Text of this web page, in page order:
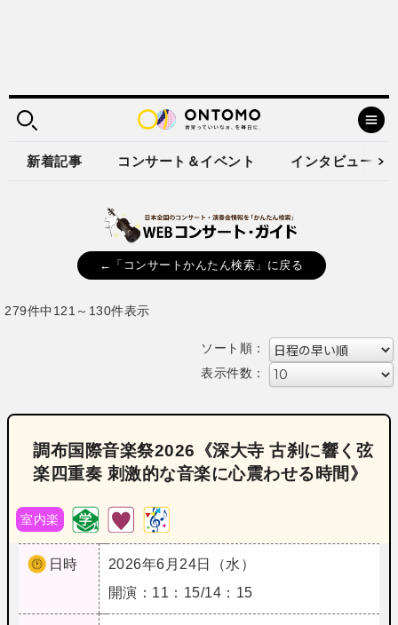
新着記事 コンサート＆イベント インタビュー
←「コンサートかんたん検索」に戻る
279件中121～130件表示
ソート順：
表示件数：
調布国際音楽祭2026《深大寺 古刹に響く弦
楽四重奏 刺激的な音楽に心震わせる時間》
室内楽
日時
2026年6月24日（水）
開演：11：15/14：15